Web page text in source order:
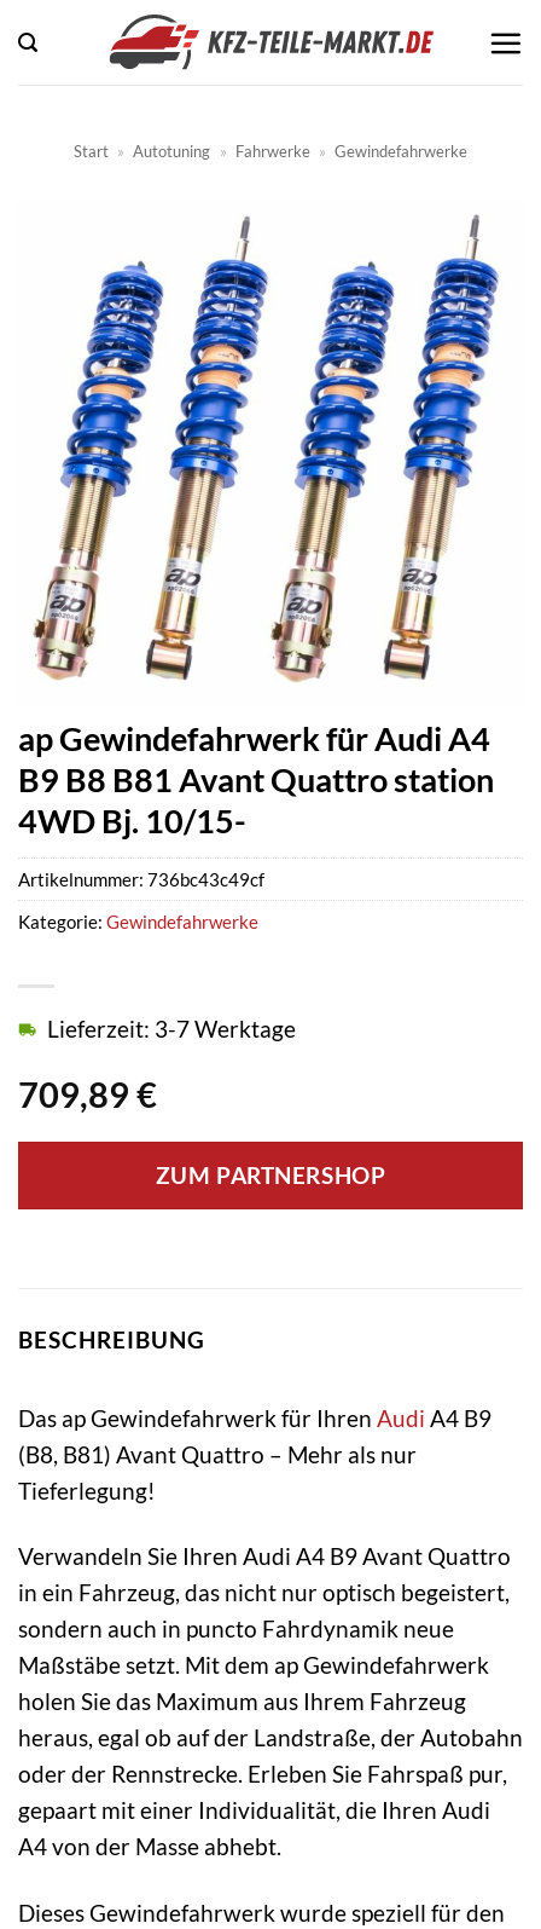
Inhalt
springen
Start » Autotuning » Fahrwerke » Gewindefahrwerke
ap Gewindefahrwerk für Audi A4
B9 B8 B81 Avant Quattro station
4WD Bj. 10/15-
709,89 €
Lieferzeit: 3-7 Werktage
ZUM PARTNERSHOP
Artikelnummer: 736bc43c49cf
Kategorie: Gewindefahrwerke
BESCHREIBUNG
Das ap Gewindefahrwerk für Ihren Audi A4 B9
(B8, B81) Avant Quattro – Mehr als nur
Tieferlegung!
Verwandeln Sie Ihren Audi A4 B9 Avant Quattro
in ein Fahrzeug, das nicht nur optisch begeistert,
sondern auch in puncto Fahrdynamik neue
Maßstäbe setzt. Mit dem ap Gewindefahrwerk
holen Sie das Maximum aus Ihrem Fahrzeug
heraus, egal ob auf der Landstraße, der Autobahn
oder der Rennstrecke. Erleben Sie Fahrspaß pur,
gepaart mit einer Individualität, die Ihren Audi
A4 von der Masse abhebt.
Dieses Gewindefahrwerk wurde speziell für den